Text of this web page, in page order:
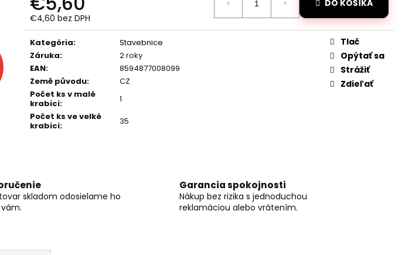
€4,60 bez DPH
Jednotková
cena:
DO KOŠÍKA
Kategória:
Stavebnice
Záruka:
2 roky
EAN:
8594877008099
Země původu:
CZ
Počet ks v malé
krabici:
1
Počet ks ve velké
krabici: 35
Tlač
Opýtať sa
Strážiť
Zdieľať
skladom odosielame ho
Garancia spokojnosti
Nákup bez rizika s jednoduchou
reklamáciou alebo vrátením.
CAR DIAĽKOVO OVLÁDANÝ JCB TRAKTOR
BAGER 1:20 RTR 2,4GHZ
€59
Pôvodne:€66